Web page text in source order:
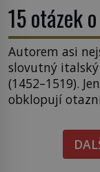
15 otázek
Autorem asi
slovutný italský
(1452–1519).
obklopují
pověsil
Bonaparte
tak si ji ještě